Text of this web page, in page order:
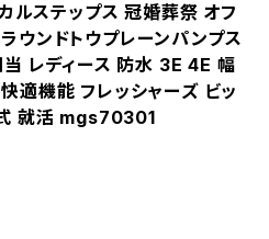
ステップス 冠婚葬祭 オフ
ウンドトウプレーンパンプス
レディース 防水 3E 4E 幅
適機能 フレッシャーズ ビッ
就活 mgs70301